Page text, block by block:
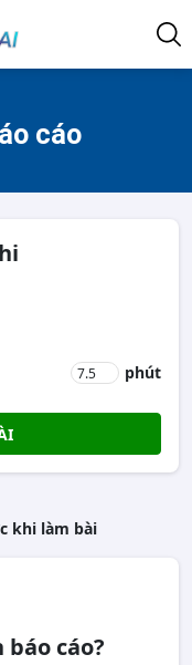
cáo
phút
khi làm bài
cáo?